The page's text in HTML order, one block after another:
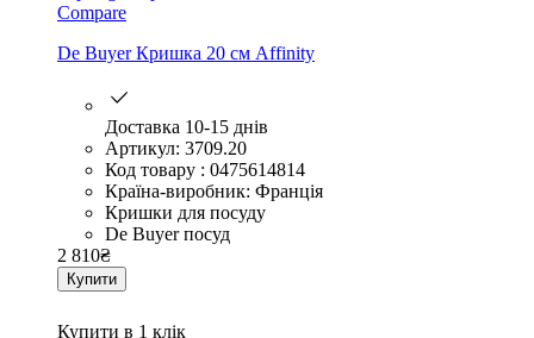
Compare
De Buyer Кришка 20 см Affinity
Доставка 10-15 днів
Артикул: 3709.20
Код товару : 0475614814
Країна-виробник: Франція
Кришки для посуду
De Buyer посуд
2 810₴
Купити
Купити в 1 клік